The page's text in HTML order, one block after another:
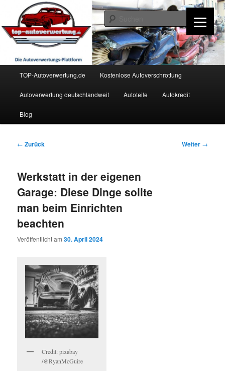
wechseln
TOP-Autoverwertung.de
TOP-Autoverwertung.de Kostenlose Autoverschrottung
Autoverwertung deutschlandweit Autoteile Autokredit
Blog
Beitrags-
← Zurück Weiter →
Werkstatt in der eigenen
Garage: Diese Dinge sollte
man beim Einrichten
beachten
Veröffentlicht am30. April 2024
Credit: pixabay
/@RyanMcGuire